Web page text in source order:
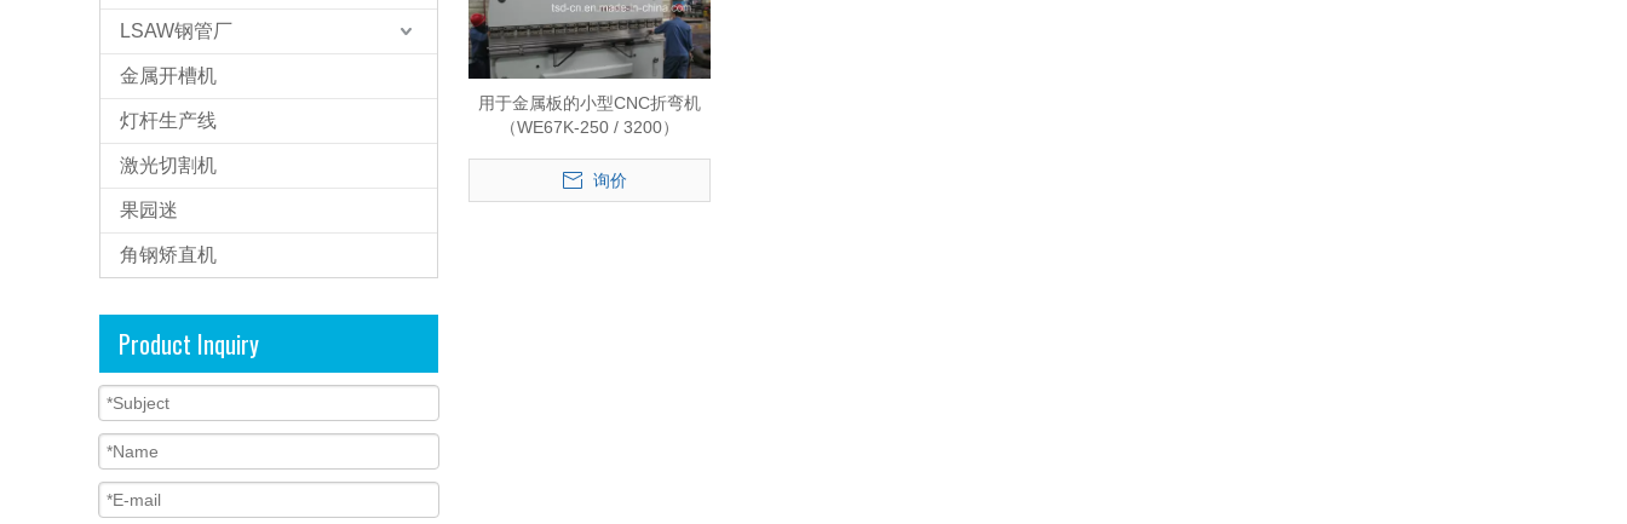
LSAW钢管厂
金属开槽机
灯杆生产线
激光切割机
果园迷
角钢矫直机
Product Inquiry
用于金属板的小型CNC折弯机
（WE67K-250 / 3200）
询价